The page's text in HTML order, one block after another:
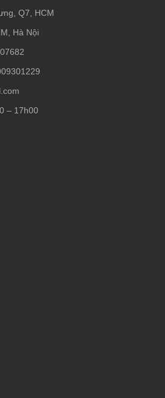
Q7, HCM
Hà Nội
– 17h00